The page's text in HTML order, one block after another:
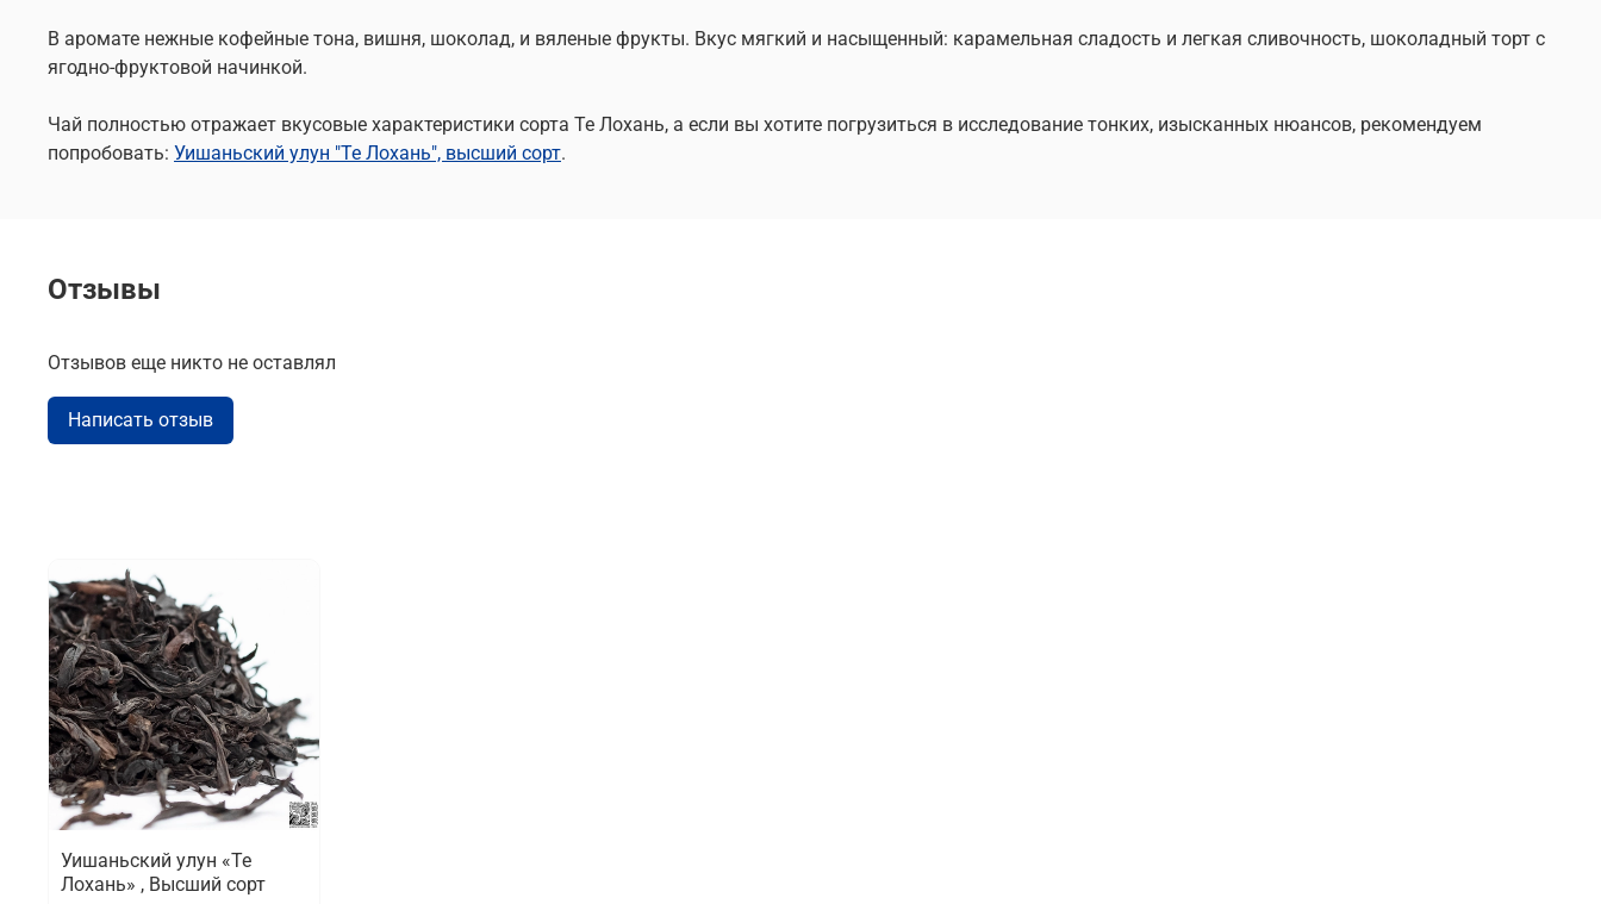
В аромате нежные кофейные тона, вишня, шоколад, и вяленые фрукты. Вкус мягкий и насыщенный: карамельная сладость и легкая сливочность, шоколадный торт с
ягодно-фруктовой начинкой.
Чай полностью отражает вкусовые характеристики сорта Те Лохань, а если вы хотите погрузиться в исследование тонких, изысканных нюансов, рекомендуем
попробовать: Уишаньский улун "Те Лохань", высший сорт.
Отзывы
Отзывов еще никто не оставлял
Написать отзыв
Уишаньский улун «Те
Лохань» , Высший сорт